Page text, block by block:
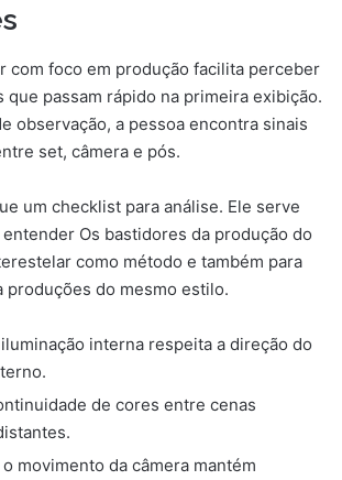
com foco em produção facilita perceber
que passam rápido na primeira exibição.
observação, a pessoa encontra sinais
set, câmera e pós.
um checklist para análise. Ele serve
Os bastidores da produção do
como método e também para
produções do mesmo estilo.
interna respeita a direção do
de cores entre cenas
movimento da câmera mantém